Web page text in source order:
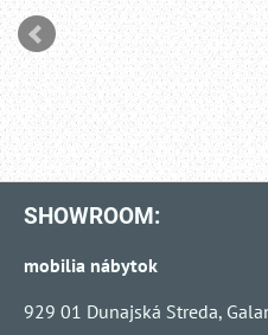
SHOWROOM:
mobilia nábytok
929 01 Dunajská Streda,